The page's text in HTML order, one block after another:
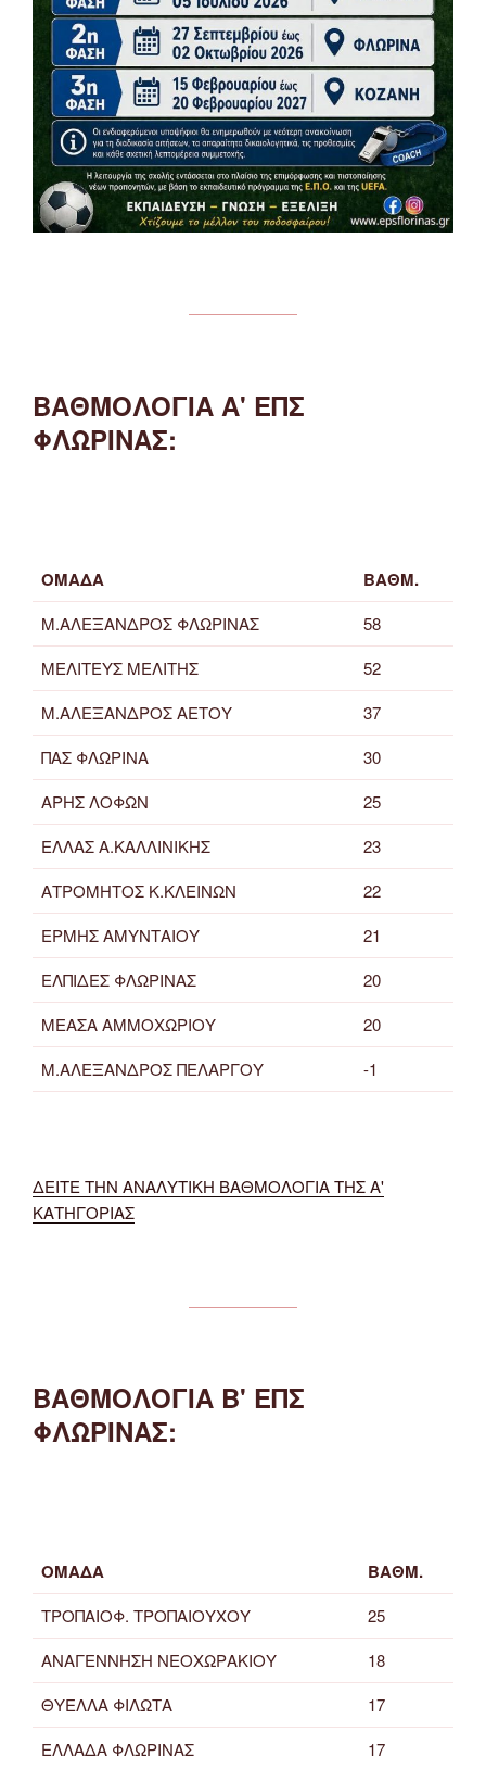
ΒΑΘΜΟΛΟΓΙΑ Α' ΕΠΣ
ΦΛΩΡΙΝΑΣ:
ΟΜΑΔΑ ΒΑΘΜ.
Μ.ΑΛΕΞΑΝΔΡΟΣ ΦΛΩΡΙΝΑΣ
58
ΜΕΛΙΤΕΥΣ ΜΕΛΙΤΗΣ
52
Μ.ΑΛΕΞΑΝΔΡΟΣ ΑΕΤΟΥ
37
ΠΑΣ ΦΛΩΡΙΝΑ
30
ΑΡΗΣ ΛΟΦΩΝ
25
ΕΛΛΑΣ Α.ΚΑΛΛΙΝΙΚΗΣ
23
ΑΤΡΟΜΗΤΟΣ Κ.ΚΛΕΙΝΩΝ
22
ΕΡΜΗΣ ΑΜΥΝΤΑΙΟΥ
21
ΕΛΠΙΔΕΣ ΦΛΩΡΙΝΑΣ
20
ΜΕΑΣΑ ΑΜΜΟΧΩΡΙΟΥ
20
Μ.ΑΛΕΞΑΝΔΡΟΣ ΠΕΛΑΡΓΟΥ
-1
ΔΕΙΤΕ ΤΗΝ ΑΝΑΛΥΤΙΚΗ ΒΑΘΜΟΛΟΓΙΑ ΤΗΣ Α'
ΚΑΤΗΓΟΡΙΑΣ
ΒΑΘΜΟΛΟΓΙΑ Β' ΕΠΣ
ΦΛΩΡΙΝΑΣ:
ΟΜΑΔΑ ΒΑΘΜ.
ΤΡΟΠΑΙΟΦ. ΤΡΟΠΑΙΟΥΧΟΥ
25
ΑΝΑΓΕΝΝΗΣΗ ΝΕΟΧΩΡΑΚΙΟΥ
18
ΘΥΕΛΛΑ ΦΙΛΩΤΑ
17
ΕΛΛΑΔΑ ΦΛΩΡΙΝΑΣ
17